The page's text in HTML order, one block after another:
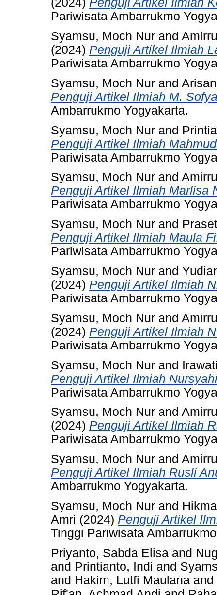
(2024) Penguji Artikel Ilmiah
Pariwisata Ambarrukmo
Syamsu, Moch Nur and
(2024) Penguji Artikel Ilmiah
Pariwisata Ambarrukmo
Syamsu, Moch Nur and
Penguji Artikel Ilmiah M.
Ambarrukmo Yogyakarta.
Syamsu, Moch Nur and
Penguji Artikel Ilmiah
Pariwisata Ambarrukmo
Syamsu, Moch Nur and
Penguji Artikel Ilmiah Marlisa
Pariwisata Ambarrukmo
Syamsu, Moch Nur and
Penguji Artikel Ilmiah Maula
Pariwisata Ambarrukmo
Syamsu, Moch Nur and
(2024) Penguji Artikel Ilmiah
Pariwisata Ambarrukmo
Syamsu, Moch Nur and
(2024) Penguji Artikel Ilmiah
Pariwisata Ambarrukmo
Syamsu, Moch Nur and
Penguji Artikel Ilmiah
Pariwisata Ambarrukmo
Syamsu, Moch Nur and
(2024) Penguji Artikel Ilmiah
Pariwisata Ambarrukmo
Syamsu, Moch Nur and
Penguji Artikel Ilmiah Rusli
Ambarrukmo Yogyakarta.
Syamsu, Moch Nur and
Amri (2024) Penguji Artikel
Tinggi Pariwisata
Priyanto, Sabda Elisa and
and Printianto, Indi and
and Hakim, Lutfi Maulana and